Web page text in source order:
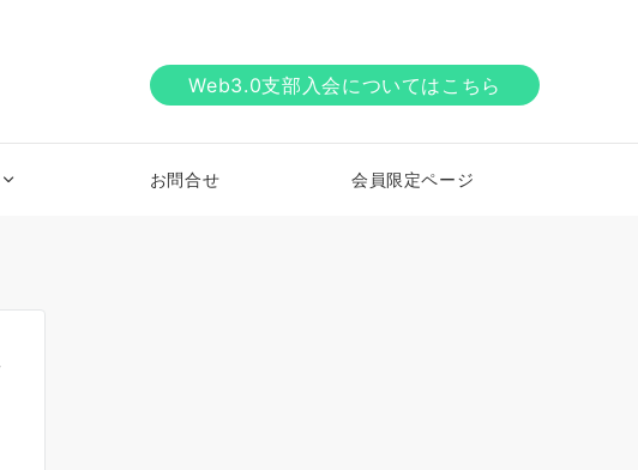
Web3.0支部入会についてはこちら
お問合せ 会員限定ページ